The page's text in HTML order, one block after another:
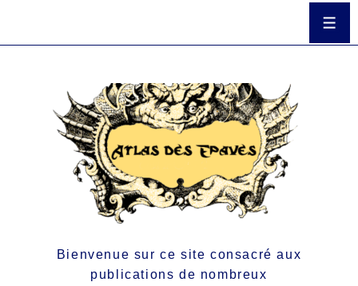
Bienvenue sur ce site consacré aux
publications de nombreux